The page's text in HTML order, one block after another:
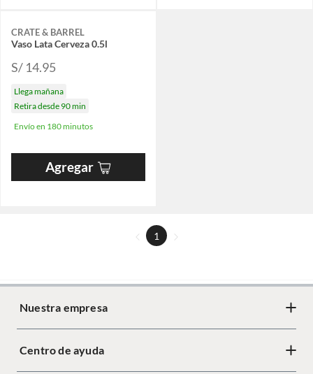
CRATE & BARREL
Vaso Lata Cerveza 0.5l
S/ 14.95
Llega mañana
Retira desde 90 min
Envío en 180 minutos
Agregar
1
Nuestra empresa
Centro de ayuda